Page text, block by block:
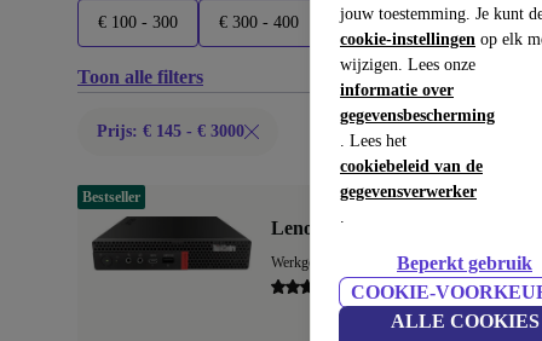
jouw toestemming. Je kunt
cookie-instellingen op elk
wijzigen. Lees onze
informatie over
gegevensbescherming
. Lees het
cookiebeleid van de
gegevensverwerker
.
Beperkt gebruik
COOKIE-
ALLE COOKIES
€ 100 - 300 € 300 - 400 € 400 - 500 € 500 - 600
Toon alle filters
Prijs: € 145 - € 3000
Lenovo ThinkCentre M720q Tiny
Werkgeheugen 8.0 GB+3 |Opslag 128 GB
4,7
Bestseller